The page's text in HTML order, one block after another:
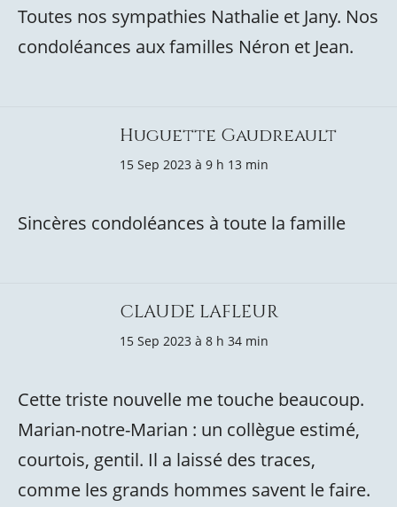
Toutes nos sympathies Nathalie et Jany. Nos
condoléances aux familles Néron et Jean.
Huguette Gaudreault
15 Sep 2023 à 9 h 13 min
Sincères condoléances à toute la famille
CLAUDE LAFLEUR
15 Sep 2023 à 8 h 34 min
Cette triste nouvelle me touche beaucoup.
Marian-notre-Marian : un collègue estimé,
courtois, gentil. Il a laissé des traces,
comme les grands hommes savent le faire.